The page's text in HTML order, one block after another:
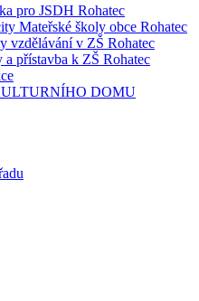
pro JSDH Rohatec
Mateřské školy obce Rohatec
vzdělávání v ZŠ Rohatec
a přístavba k ZŠ Rohatec
DOMU